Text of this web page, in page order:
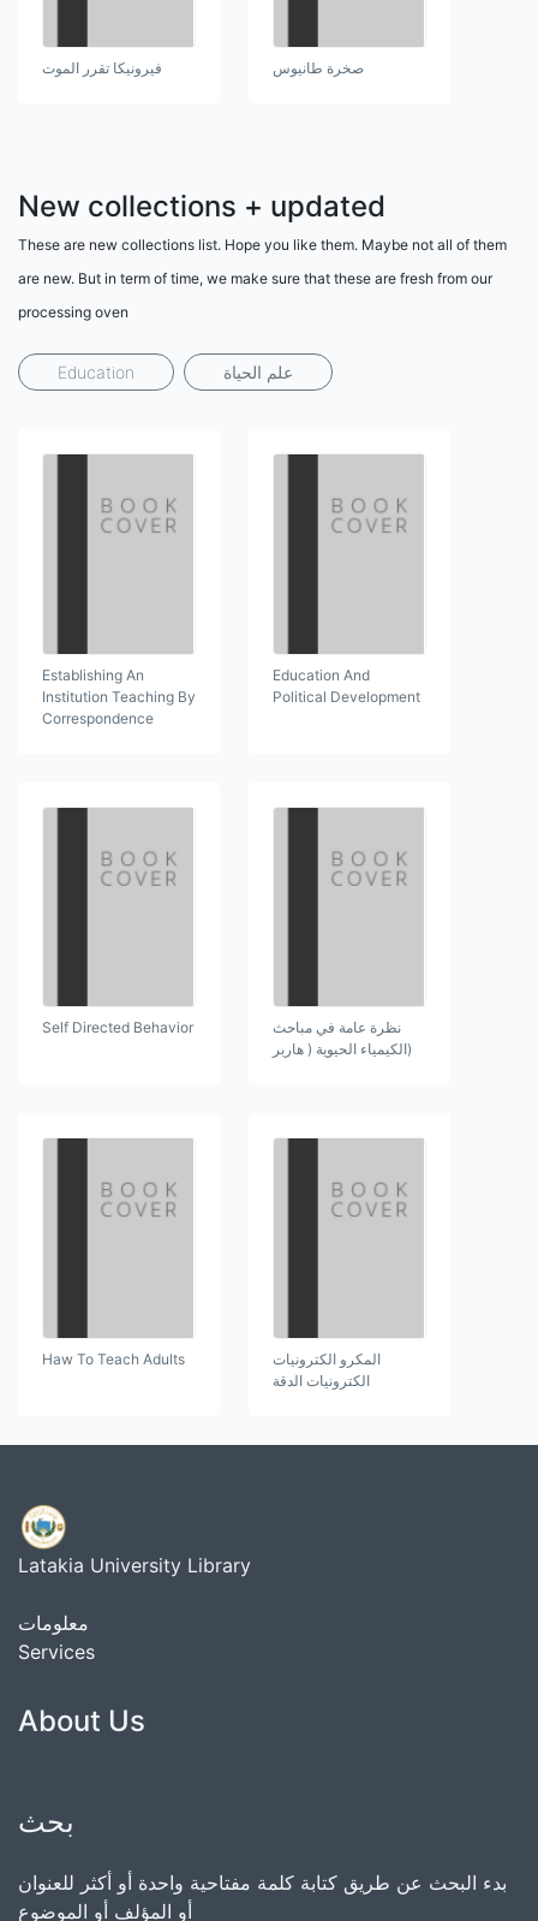
فيرونيكا تقرر الموت صخرة طانيوس
New collections + updated
These are new collections list. Hope you like them. Maybe not all of them
are new. But in term of time, we make sure that these are fresh from our
processing oven
Education علم الحياة
Establishing An
Institution Teaching By
Correspondence
Education And
Political Development
Self Directed Behavior
نظرة عامة في مباحث
(الكيمياء الحيوية ( هاربر
Haw To Teach Adults
المكرو الكترونيات
الكترونيات الدقة
Latakia University Library
معلومات
Services
About Us
بحث
بدء البحث عن طريق كتابة كلمة مفتاحية واحدة أو أكثر للعنوان
أو المؤلف أو الموضوع